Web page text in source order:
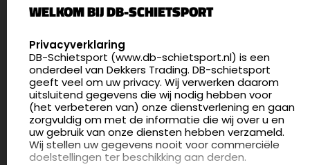
5411 LX Zeeland
4.8
176 beoordelingen
info@db-schietsport.nl
Openingstijden
Dinsdag en donderdag: 13:00 - 17:00 én 18:00 - 21:00
uur
WELKOM BIJ DB-SCHIETSPORT
SELECT LANGUAGE
Privacyverklaring
DB-Schietsport (www.db-schietsport.nl) is een
onderdeel van Dekkers Trading. DB-schietsport
geeft veel om uw privacy. Wij verwerken daarom
uitsluitend gegevens die wij nodig hebben voor
(het verbeteren van) onze dienstverlening en gaan
zorgvuldig om met de informatie die wij over u en
uw gebruik van onze diensten hebben verzameld.
Wij stellen uw gegevens nooit voor commerciële
doelstellingen ter beschikking aan derden.